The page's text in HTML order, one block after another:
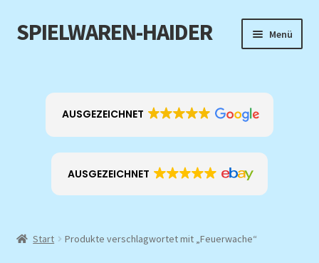
Zur
Navigation
Zum
Inhalt
SPIELWAREN-HAIDER Menü
ANGEBOTE
AUSGEZEICHNET
AUSGEZEICHNET
Start Produkte verschlagwortet mit „Feuerwache“